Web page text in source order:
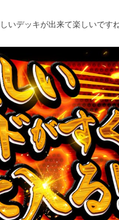
いデッキが出来て楽しいです